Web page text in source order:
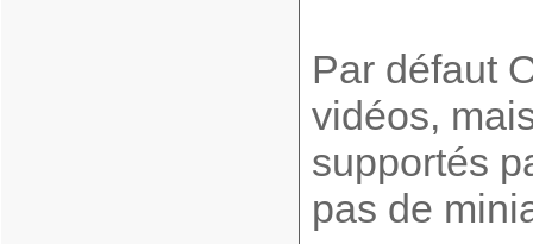
Par défaut
vidéos,
supportés
pas de